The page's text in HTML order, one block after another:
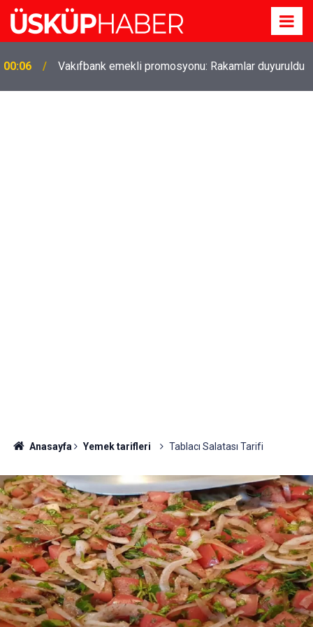
19:21
Gözde oldu! Hem köy hem mahalle hayatı iç içe!
İzmir'deki doğal semt
Anasayfa Yemek tarifleri Tablacı Salatası Tarifi